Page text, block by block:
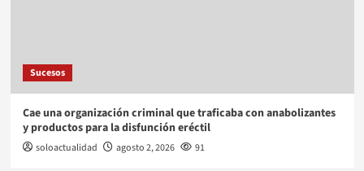
Sucesos
Cae una organización criminal que traficaba con anabolizantes
y productos para la disfunción eréctil
soloactualidad agosto 2, 2026 91